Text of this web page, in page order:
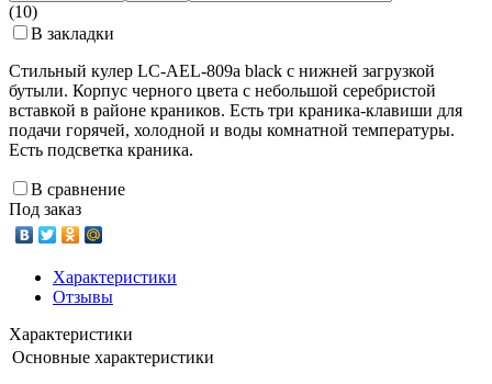
(10)
В закладки
Стильный кулер LC-AEL-809a black с нижней загрузкой
бутыли. Корпус черного цвета с небольшой серебристой
вставкой в районе краников. Есть три краника-клавиши для
подачи горячей, холодной и воды комнатной температуры.
Есть подсветка краника.
В сравнение
Под заказ
Характеристики
Отзывы
Характеристики
Основные характеристики